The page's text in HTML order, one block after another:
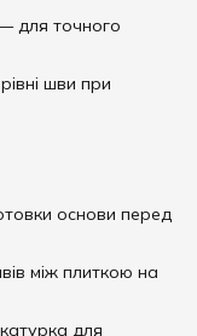
для точного
шви при
основи перед
між плиткою на
для